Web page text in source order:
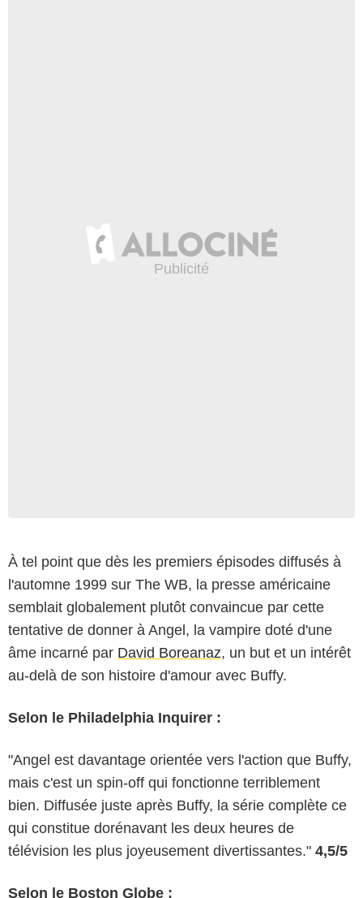
À tel point que dès les premiers épisodes diffusés à
l'automne 1999 sur The WB, la presse américaine
semblait globalement plutôt convaincue par cette
tentative de donner à Angel, la vampire doté d'une
âme incarné par David Boreanaz, un but et un intérêt
au-delà de son histoire d'amour avec Buffy.
Selon le Philadelphia Inquirer :
"Angel est davantage orientée vers l'action que Buffy,
mais c'est un spin-off qui fonctionne terriblement
bien. Diffusée juste après Buffy, la série complète ce
qui constitue dorénavant les deux heures de
télévision les plus joyeusement divertissantes." 4,5/5
Selon le Boston Globe :